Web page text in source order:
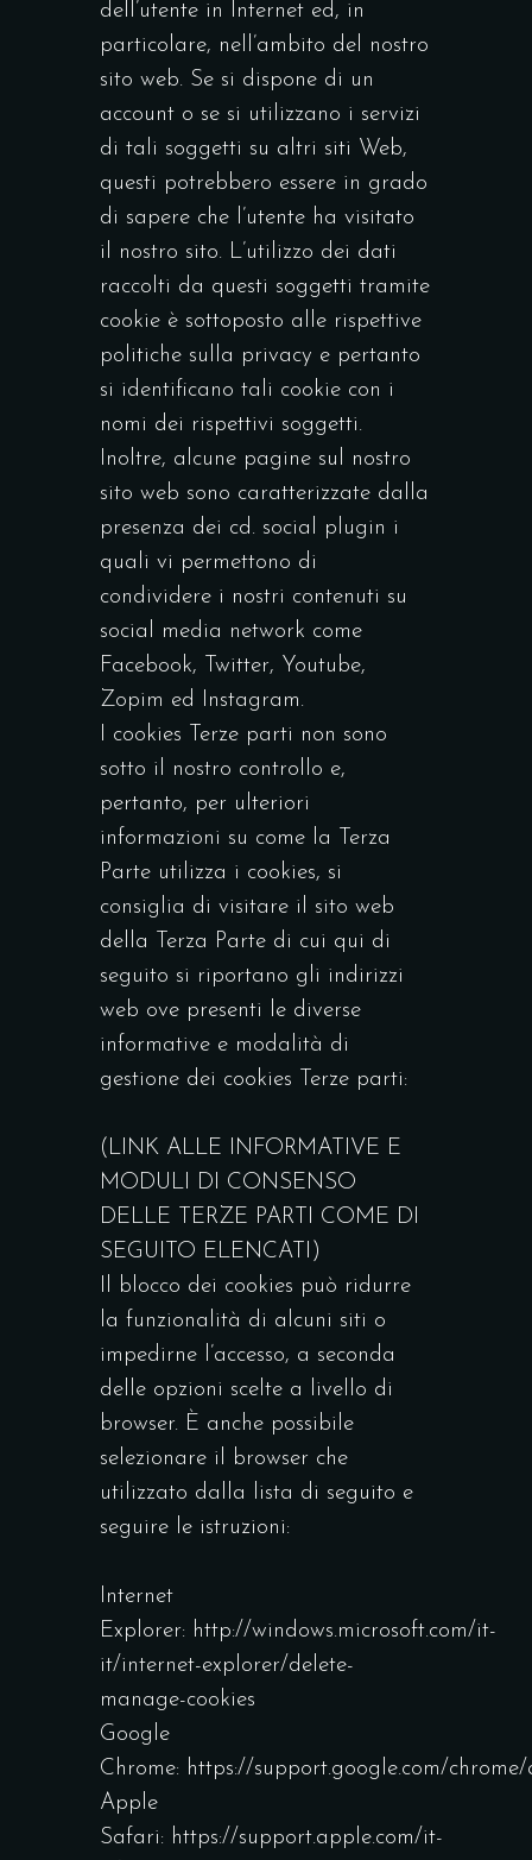
dell’utente in Internet ed, in
particolare, nell’ambito del nostro
sito web. Se si dispone di un
account o se si utilizzano i servizi
di tali soggetti su altri siti Web,
questi potrebbero essere in grado
di sapere che l’utente ha visitato
il nostro sito. L’utilizzo dei dati
raccolti da questi soggetti tramite
cookie è sottoposto alle rispettive
politiche sulla privacy e pertanto
si identificano tali cookie con i
nomi dei rispettivi soggetti.
Inoltre, alcune pagine sul nostro
sito web sono caratterizzate dalla
presenza dei cd. social plugin i
quali vi permettono di
condividere i nostri contenuti su
social media network come
Facebook, Twitter, Youtube,
Zopim ed Instagram.
I cookies Terze parti non sono
sotto il nostro controllo e,
pertanto, per ulteriori
informazioni su come la Terza
Parte utilizza i cookies, si
consiglia di visitare il sito web
della Terza Parte di cui qui di
seguito si riportano gli indirizzi
web ove presenti le diverse
informative e modalità di
gestione dei cookies Terze parti:
(LINK ALLE INFORMATIVE E
MODULI DI CONSENSO
DELLE TERZE PARTI COME DI
SEGUITO ELENCATI)
Il blocco dei cookies può ridurre
la funzionalità di alcuni siti o
impedirne l’accesso, a seconda
delle opzioni scelte a livello di
browser. È anche possibile
selezionare il browser che
utilizzato dalla lista di seguito e
seguire le istruzioni:
Internet
Explorer: http://windows.microsoft.com/it-
it/internet-explorer/delete-
manage-cookies
Google
Chrome: https://support.google.com/
Apple
Safari: https://support.apple.com/it-